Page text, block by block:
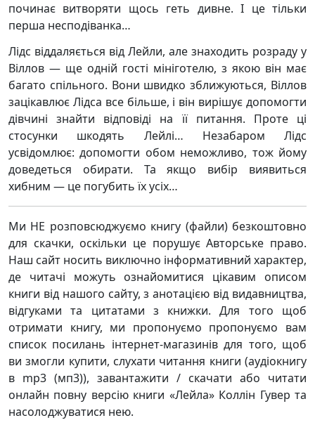
починає витворяти щось геть дивне. І це тільки
перша несподіванка…
Лідс віддаляється від Лейли, але знаходить розраду у
Віллов — ще одній гості мініготелю, з якою він має
багато спільного. Вони швидко зближуються, Віллов
зацікавлює Лідса все більше, і він вирішує допомогти
дівчині знайти відповіді на її питання. Проте ці
стосунки шкодять Лейлі… Незабаром Лідс
усвідомлює: допомогти обом неможливо, тож йому
доведеться обирати. Та якщо вибір виявиться
хибним — це погубить їх усіх…
Ми НЕ розповсюджуємо книгу (файли) безкоштовно
для скачки, оскільки це порушує Авторське право.
Наш сайт носить виключно інформативний характер,
де читачі можуть ознайомитися цікавим описом
книги від нашого сайту, з анотацією від видавництва,
відгуками та цитатами з книжки. Для того щоб
отримати книгу, ми пропонуємо пропонуємо вам
список посилань інтернет-магазинів для того, щоб
ви змогли купити, слухати читання книги (аудіокнигу
в mp3 (мп3)), завантажити / скачати або читати
онлайн повну версію книги «Лейла» Коллін Гувер та
насолоджуватися нею.